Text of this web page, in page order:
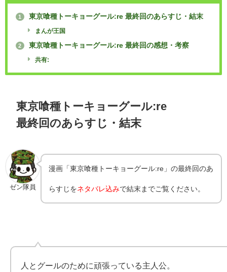
1 東京喰種トーキョーグール:re 最終回のあらすじ・結末
まんが王国
2 東京喰種トーキョーグール:re 最終回の感想・考察
共有:
東京喰種トーキョーグール:re
最終回のあらすじ・結末
ゼン隊員
漫画「東京喰種トーキョーグール:re」の最終回のあ
らすじをネタバレ込みで結末までご覧ください。
人とグールのために頑張っている主人公。